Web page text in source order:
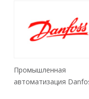
Промышленная
автоматизация